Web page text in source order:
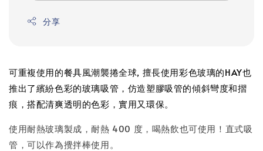
分享
可重複使用的餐具風潮襲捲全球, 擅長使用彩色玻璃的HAY也
推出了繽紛色彩的玻璃吸管，仿造塑膠吸管的傾斜彎度和摺
痕，搭配清爽透明的色彩，實用又環保。
使用耐熱玻璃製成，耐熱 400 度，喝熱飲也可使用！直式吸
管，可以作為攪拌棒使用。